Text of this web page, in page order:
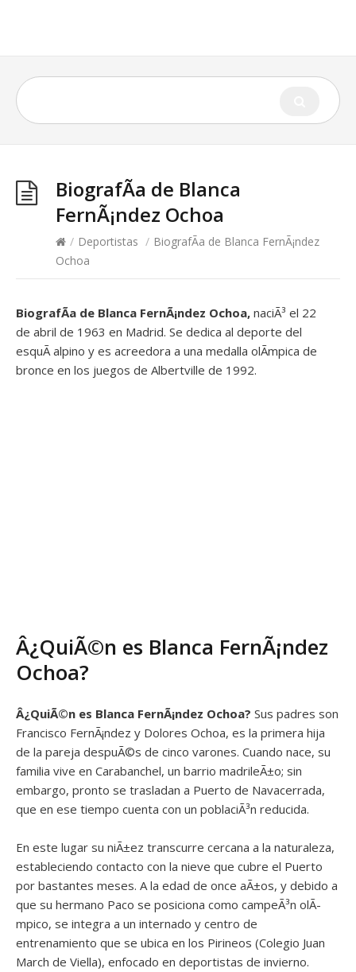
BiografÃ­a de Blanca
FernÃ¡ndez Ochoa
/ Deportistas / BiografÃ­a de Blanca FernÃ¡ndez
Ochoa
BiografÃ­a de Blanca FernÃ¡ndez Ochoa, naciÃ³ el 22
de abril de 1963 en Madrid. Se dedica al deporte del
esquÃ­ alpino y es acreedora a una medalla olÃ­mpica de
bronce en los juegos de Albertville de 1992.
Â¿QuiÃ©n es Blanca FernÃ¡ndez
Ochoa?
Â¿QuiÃ©n es Blanca FernÃ¡ndez Ochoa? Sus padres son
Francisco FernÃ¡ndez y Dolores Ochoa, es la primera hija
de la pareja despuÃ©s de cinco varones. Cuando nace, su
familia vive en Carabanchel, un barrio madrileÃ±o; sin
embargo, pronto se trasladan a Puerto de Navacerrada,
que en ese tiempo cuenta con un poblaciÃ³n reducida.
En este lugar su niÃ±ez transcurre cercana a la naturaleza,
estableciendo contacto con la nieve que cubre el Puerto
por bastantes meses. A la edad de once aÃ±os, y debido a
que su hermano Paco se posiciona como campeÃ³n olÃ­
mpico, se integra a un internado y centro de
entrenamiento que se ubica en los Pirineos (Colegio Juan
March de Viella), enfocado en deportistas de invierno.